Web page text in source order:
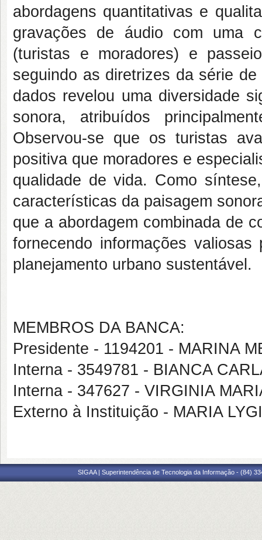
abordagens quantitativas e
gravações de áudio com uma
(turistas e moradores) e
seguindo as diretrizes da série
dados revelou uma diversidade
sonora, atribuídos
Observou-se que os turistas
positiva que moradores e
qualidade de vida. Como
características da paisagem
que a abordagem combinada de
fornecendo informações
planejamento urbano sustentável.
MEMBROS DA BANCA:
Presidente - 1194201 - MARINA
Interna - 3549781 - BIANCA
Interna - 347627 - VIRGINIA
Externo à Instituição - MARIA
SIGAA | Superintendência de Tecnologia da Informação - (84)